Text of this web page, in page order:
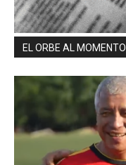
EL ORBE AL